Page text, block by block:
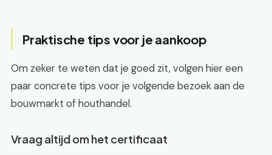
Praktische tips voor je aankoop
Om zeker te weten dat je goed zit, volgen hier een
paar concrete tips voor je volgende bezoek aan de
bouwmarkt of houthandel.
Vraag altijd om het certificaat